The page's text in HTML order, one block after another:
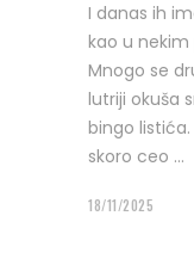
I danas ih
kao u
Mnogo se
lutriji okuša
bingo
skoro ceo
18/11/2025